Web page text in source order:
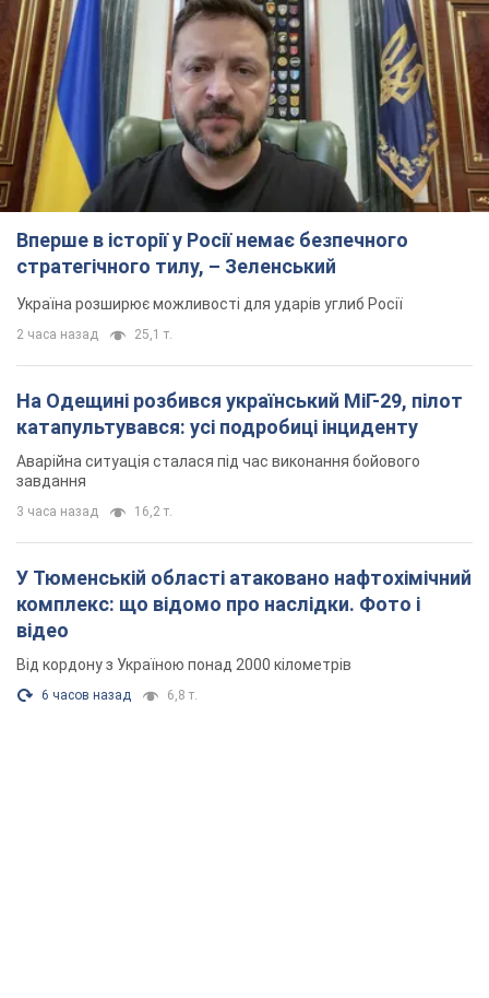
Вперше в історії у Росії немає безпечного
стратегічного тилу, – Зеленський
Україна розширює можливості для ударів углиб Росії
2 часа назад 25,1 т.
На Одещині розбився український МіГ-29, пілот
катапультувався: усі подробиці інциденту
Аварійна ситуація сталася під час виконання бойового
завдання
3 часа назад 16,2 т.
У Тюменській області атаковано нафтохімічний
комплекс: що відомо про наслідки. Фото і
відео
Від кордону з Україною понад 2000 кілометрів
6 часов назад 6,8 т.